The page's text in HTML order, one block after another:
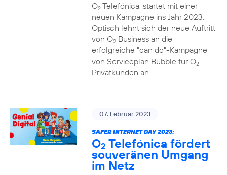
O2Telefónica, startet mit einer
neuen Kampagne ins Jahr 2023.
Optisch lehnt sich der neue Auftritt
von O2Business an die
erfolgreiche "can do"-Kampagne
von Serviceplan Bubble für O2
Privatkunden an.
07. Februar 2023
SAFER INTERNET DAY 2023:
O2 Telefónica fördert
souveränen Umgang
im Netz